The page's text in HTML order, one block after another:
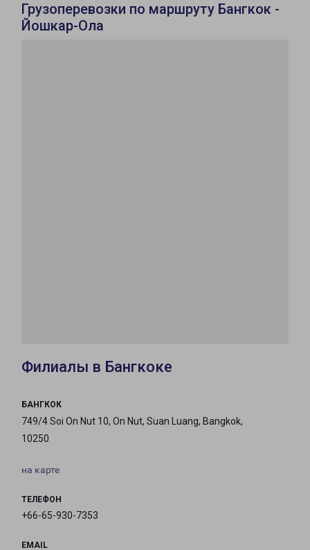
Грузоперевозки по маршруту Бангкок -
Йошкар-Ола
Филиалы в Бангкоке
БАНГКОК
749/4 Soi On Nut 10, On Nut, Suan Luang, Bangkok,
10250
на карте
ТЕЛЕФОН
+66-65-930-7353
EMAIL